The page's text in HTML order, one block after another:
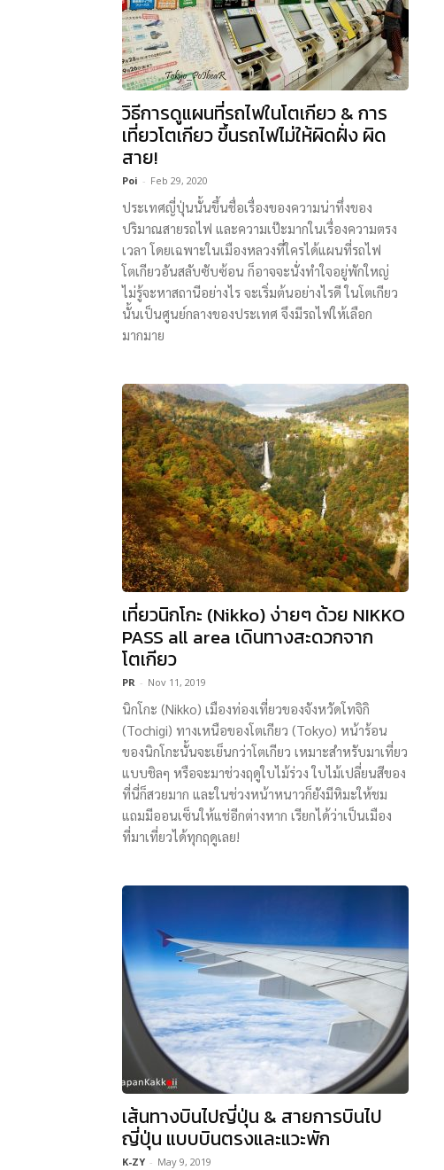
วิธีการดูแผนที่รถไฟในโตเกียว & การ
เที่ยวโตเกียว ขึ้นรถไฟไม่ให้ผิดฝั่ง ผิด
สาย!
Poi - Feb 29, 2020
ประเทศญี่ปุ่นนั้นขึ้นชื่อเรื่องของความน่าทึ่งของ
ปริมาณสายรถไฟ และความเป๊ะมากในเรื่องความตรง
เวลา โดยเฉพาะในเมืองหลวงที่ใครได้แผนที่รถไฟ
โตเกียวอันสลับซับซ้อน ก็อาจจะนั่งทำใจอยู่พักใหญ่
ไม่รู้จะหาสถานีอย่างไร จะเริ่มต้นอย่างไรดี ในโตเกียว
นั้นเป็นศูนย์กลางของประเทศ จึงมีรถไฟให้เลือก
มากมาย
เที่ยวนิกโกะ (Nikko) ง่ายๆ ด้วย NIKKO
PASS all area เดินทางสะดวกจาก
โตเกียว
PR - Nov 11, 2019
นิกโกะ (Nikko) เมืองท่องเที่ยวของจังหวัดโทจิกิ
(Tochigi) ทางเหนือของโตเกียว (Tokyo) หน้าร้อน
ของนิกโกะนั้นจะเย็นกว่าโตเกียว เหมาะสำหรับมาเที่ยว
แบบชิลๆ หรือจะมาช่วงฤดูใบไม้ร่วง ใบไม้เปลี่ยนสีของ
ที่นี่ก็สวยมาก และในช่วงหน้าหนาวก็ยังมีหิมะให้ชม
แถมมีออนเซ็นให้แช่อีกต่างหาก เรียกได้ว่าเป็นเมือง
ที่มาเที่ยวได้ทุกฤดูเลย!
เส้นทางบินไปญี่ปุ่น & สายการบินไป
ญี่ปุ่น แบบบินตรงและแวะพัก
K-ZY - May 9, 2019